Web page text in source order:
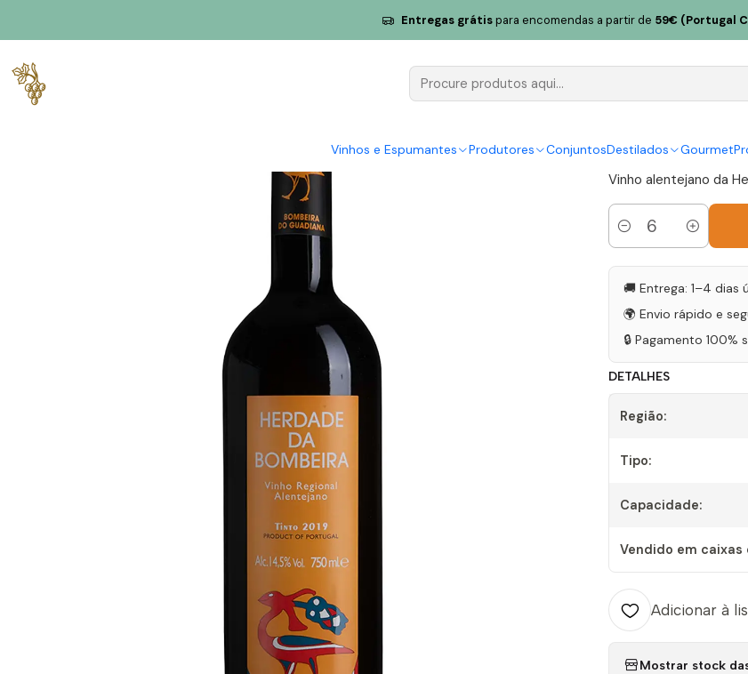
Vinhos e Espumantes Produtores ConjuntosDestilados Gourmet
Entregas grátispara encomendas a partir de 59€ (Portugal
Herdade da Bombeira Alentejo Tinto 75cl
|
Vinho alentejano da
Quantidade
🚚 Entrega: 1–4 dias
🌍 Envio rápido e
🔒 Pagamento 100%
DETALHES
Região:
Tipo:
Capacidade:
Vendido em caixas
Adicionar à
Mostrar stock